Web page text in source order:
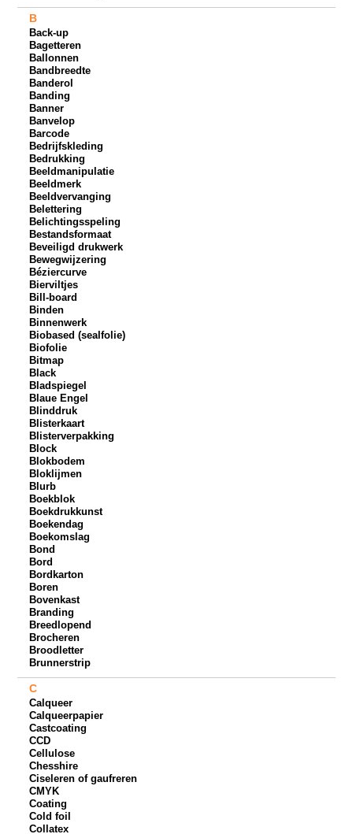
B
Back-up
Bagetteren
Ballonnen
Bandbreedte
Banderol
Banding
Banner
Banvelop
Barcode
Bedrijfskleding
Bedrukking
Beeldmanipulatie
Beeldmerk
Beeldvervanging
Belettering
Belichtingsspeling
Bestandsformaat
Beveiligd drukwerk
Bewegwijzering
Béziercurve
Bierviltjes
Bill-board
Binden
Binnenwerk
Biobased (sealfolie)
Biofolie
Bitmap
Black
Bladspiegel
Blaue Engel
Blinddruk
Blisterkaart
Blisterverpakking
Block
Blokbodem
Bloklijmen
Blurb
Boekblok
Boekdrukkunst
Boekendag
Boekomslag
Bond
Bord
Bordkarton
Boren
Bovenkast
Branding
Breedlopend
Brocheren
Broodletter
Brunnerstrip
C
Calqueer
Calqueerpapier
Castcoating
CCD
Cellulose
Chesshire
Ciseleren of gaufreren
CMYK
Coating
Cold foil
Collatex